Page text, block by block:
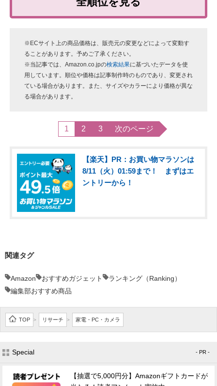
※ECサイト上の商品価格は、販売元の変更などによって変動す
ることがあります。予めご了承ください。
※当記事では、Amazon.co.jpの検索結果に基づいたデータを使
用しています。順位や価格は記事制作時のものであり、変更され
ている場合があります。また、サイズやカラーにより価格が異な
る場合があります。
1 2 3 次のページ
【楽天】PR：お買い物マラソンは
8/11（火）01:59まで！ まずはエ
ントリーから！
関連タグ
Amazon おすすめガジェット
ランキング（Ranking）
編集部おすすめ商品
TOP > リサーチ > 家電・PC・カメラ
Special - PR -
【抽選で5,000円分】Amazonギフトカードが